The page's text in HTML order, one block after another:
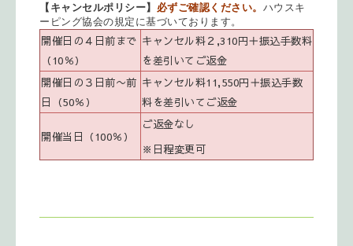
【キャンセルポリシー】 必ずご確認ください。 ハウスキ
ーピング協会の規定に基づいております。
開催日の４日前まで
（10％）
キャンセル料２,310円＋振込手数料
を差引いてご返金
開催日の３日前〜前
日（50％）
キャンセル料11,550円＋振込手数
料を差引いてご返金
開催当日（100％）
ご返金なし
※日程変更可